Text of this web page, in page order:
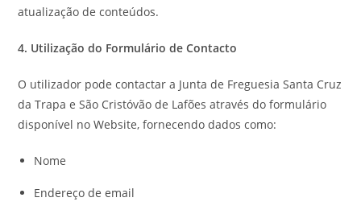
atualização de conteúdos.
4. Utilização do Formulário de Contacto
O utilizador pode contactar a Junta de Freguesia Santa Cruz
da Trapa e São Cristóvão de Lafões através do formulário
disponível no Website, fornecendo dados como:
Nome
Endereço de email